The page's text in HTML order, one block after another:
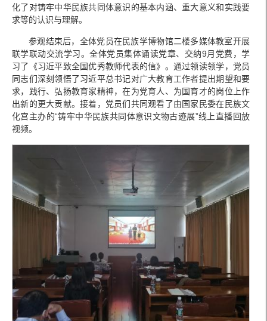
化了对铸牢中华民族共同体意识的基本内涵、重大意义和实践要
求等的认识与理解。
参观结束后，全体党员在民族学博物馆二楼多媒体教室开展
联学联动交流学习。全体党员集体诵读党章、交纳9月党费，学
习了《习近平致全国优秀教师代表的信》。通过领读领学，党员
同志们深刻领悟了习近平总书记对广大教育工作者提出期望和要
求，践行、弘扬教育家精神，在为党育人、为国育才的岗位上作
出新的更大贡献。接着，党员们共同观看了由国家民委在民族文
化宫主办的“铸牢中华民族共同体意识文物古迹展”线上直播回放
视频。